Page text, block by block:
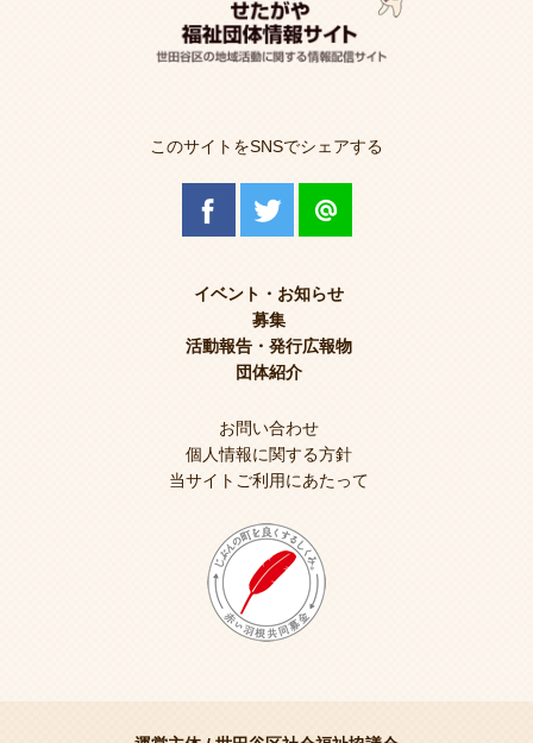
このサイトをSNSでシェアする
イベント・お知らせ
募集
活動報告・発行広報物
団体紹介
お問い合わせ
個人情報に関する方針
当サイトご利用にあたって